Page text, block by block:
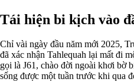
Tái hiện bi kịch vào
Chỉ vài ngày đầu năm mới 2025,
đã xác nhận Tahlequah lại mất đi
gọi là J61, chào đời ngoài khơi bờ
sống được một tuần trước khi qua